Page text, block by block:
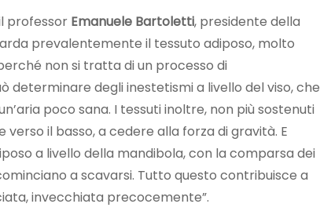
professor Emanuele Bartoletti, presidente della
prevalentemente il tessuto adiposo, molto
non si tratta di un processo di
determinare degli inestetismi a livello del viso, che
poco sana. I tessuti inoltre, non più sostenuti
il basso, a cedere alla forza di gravità. E
a livello della mandibola, con la comparsa dei
a scavarsi. Tutto questo contribuisce a
invecchiata precocemente”.